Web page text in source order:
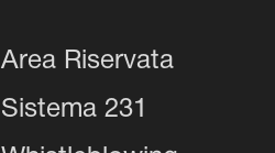
Area Riservata
Sistema 231